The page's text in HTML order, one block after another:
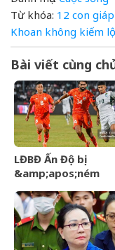
Từ khóa: 12 con giáp
Khoan không kiếm lộ
Bài viết cùng
LĐBĐ Ấn Độ bị
&amp;apos;ném
mang đội hình B
địch ĐNÁ của FIFA